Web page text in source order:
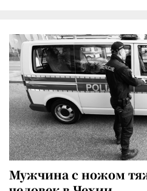
Мужчина с ножом